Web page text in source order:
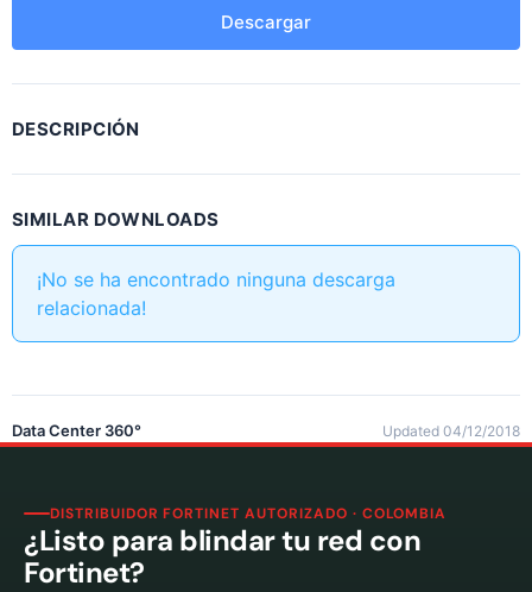
Descargar
DESCRIPCIÓN
SIMILAR DOWNLOADS
¡No se ha encontrado ninguna descarga
relacionada!
Data Center 360° Updated 04/12/2018
DISTRIBUIDOR FORTINET AUTORIZADO · COLOMBIA
¿Listo para blindar tu red con
Fortinet?